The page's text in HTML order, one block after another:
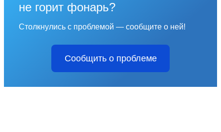
не горит фонарь?
Столкнулись с проблемой — сообщите о ней!
Сообщить о проблеме